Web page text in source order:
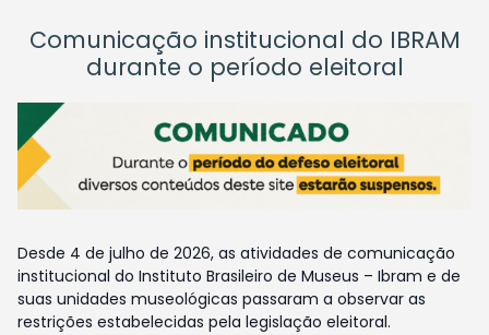
Comunicação institucional do IBRAM
durante o período eleitoral
Desde 4 de julho de 2026, as atividades de comunicação
institucional do Instituto Brasileiro de Museus – Ibram e de
suas unidades museológicas passaram a observar as
restrições estabelecidas pela legislação eleitoral.